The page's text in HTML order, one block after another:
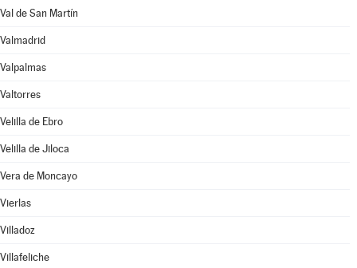
Val de San Martín
Valmadrid
Valpalmas
Valtorres
Velilla de Ebro
Velilla de Jiloca
Vera de Moncayo
Vierlas
Villadoz
Villafeliche